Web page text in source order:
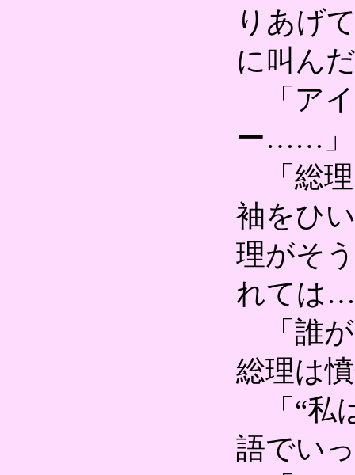
りあげ
に叫ん
「アイ
ー……」
「総
袖をひ
理がそ
れては
「誰が
総理は
「“私
語でい